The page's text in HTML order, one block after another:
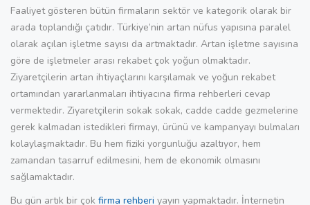
Faaliyet gösteren bütün firmaların sektör ve kategorik olarak bir
arada toplandığı çatıdır. Türkiye’nin artan nüfus yapısına paralel
olarak açılan işletme sayısı da artmaktadır. Artan işletme sayısına
göre de işletmeler arası rekabet çok yoğun olmaktadır.
Ziyaretçilerin artan ihtiyaçlarını karşılamak ve yoğun rekabet
ortamından yararlanmaları ihtiyacına firma rehberleri cevap
vermektedir. Ziyaretçilerin sokak sokak, cadde cadde gezmelerine
gerek kalmadan istedikleri firmayı, ürünü ve kampanyayı bulmaları
kolaylaşmaktadır. Bu hem fiziki yorgunluğu azaltıyor, hem
zamandan tasarruf edilmesini, hem de ekonomik olmasını
sağlamaktadır.
Bu gün artık bir çok firma rehberi yayın yapmaktadır. İnternetin